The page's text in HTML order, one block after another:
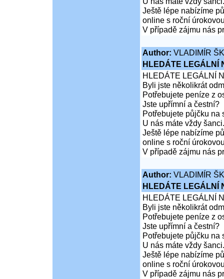
Ještě lépe nabízíme
online s roční
V případě zájmu nás
Author: VLADIMÍR
HLEDÁTE LEGÁLNÍ
HLEDÁTE LEGÁLNÍ
Byli jste několikrát
Potřebujete peníze z
Jste upřímní a čestní?
Potřebujete půjčku na
U nás máte vždy šanci.
Ještě lépe nabízíme
online s roční
V případě zájmu nás
Author: VLADIMÍR
HLEDÁTE LEGÁLNÍ
HLEDÁTE LEGÁLNÍ
Byli jste několikrát
Potřebujete peníze z
Jste upřímní a čestní?
Potřebujete půjčku na
U nás máte vždy šanci.
Ještě lépe nabízíme
online s roční
V případě zájmu nás